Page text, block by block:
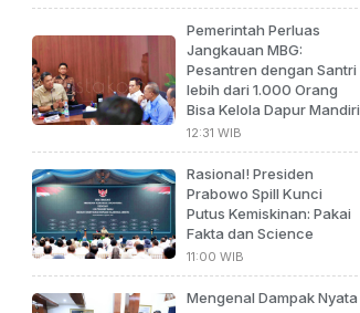
Pemerintah Perluas
Jangkauan MBG:
Pesantren dengan Santri
lebih dari 1.000 Orang
Bisa Kelola Dapur Mandiri
12:31 WIB
Rasional! Presiden
Prabowo Spill Kunci
Putus Kemiskinan: Pakai
Fakta dan Science
11:00 WIB
Mengenal Dampak Nyata